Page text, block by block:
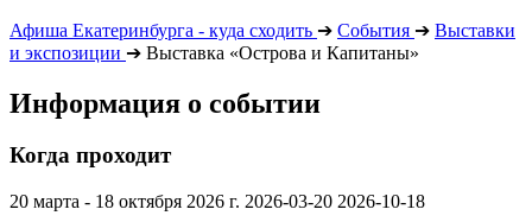
Афиша Екатеринбурга - куда сходить ➔ События ➔ Выставки
и экспозиции ➔ Выставка «Острова и Капитаны»
Информация о событии
Когда проходит
20 марта - 18 октября 2026 г. 2026-03-20 2026-10-18